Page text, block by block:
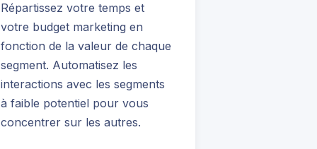
Répartissez votre temps et
votre budget marketing en
fonction de la valeur de chaque
segment. Automatisez les
interactions avec les segments
à faible potentiel pour vous
concentrer sur les autres.